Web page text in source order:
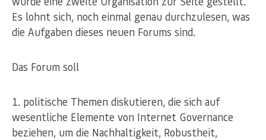
Es lohnt sich, noch einmal genau durchzulesen, was
die Aufgaben dieses neuen Forums sind.
Das Forum soll
politische Themen diskutieren, die sich auf
wesentliche Elemente von Internet Governance
beziehen, um die Nachhaltigkeit, Robustheit,